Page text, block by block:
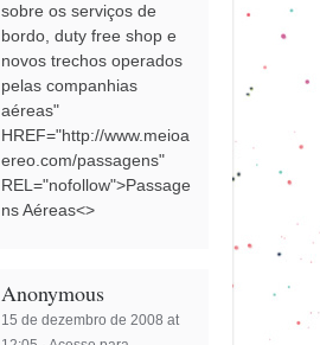
sobre os serviços de
bordo, duty free shop e
novos trechos operados
pelas companhias
aéreas"
HREF="http://www.meioa
ereo.com/passagens"
REL="nofollow">Passage
ns Aéreas<>
Anonymous
15 de dezembro de 2008 at